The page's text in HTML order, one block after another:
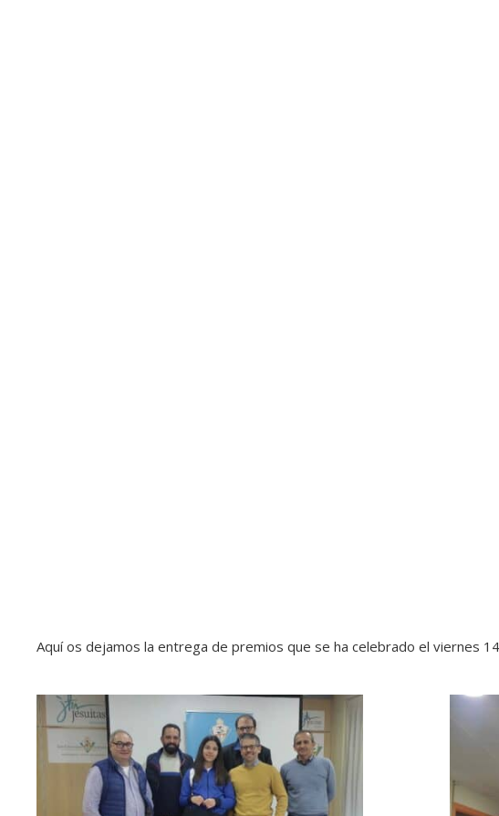
Aquí os dejamos la entrega de premios que se ha celebrado el viernes 14